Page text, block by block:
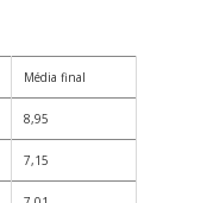
Média final
8,95
7,15